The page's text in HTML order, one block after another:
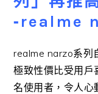
‐realme
realme narzo系列
極致性價比受用戶
名使用者，令人心